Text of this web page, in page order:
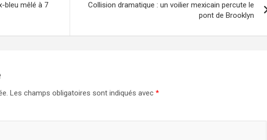
bleu mêlé à 7
Collision dramatique : un voilier mexicain percute le
pont de Brooklyn
Les champs obligatoires sont indiqués avec *